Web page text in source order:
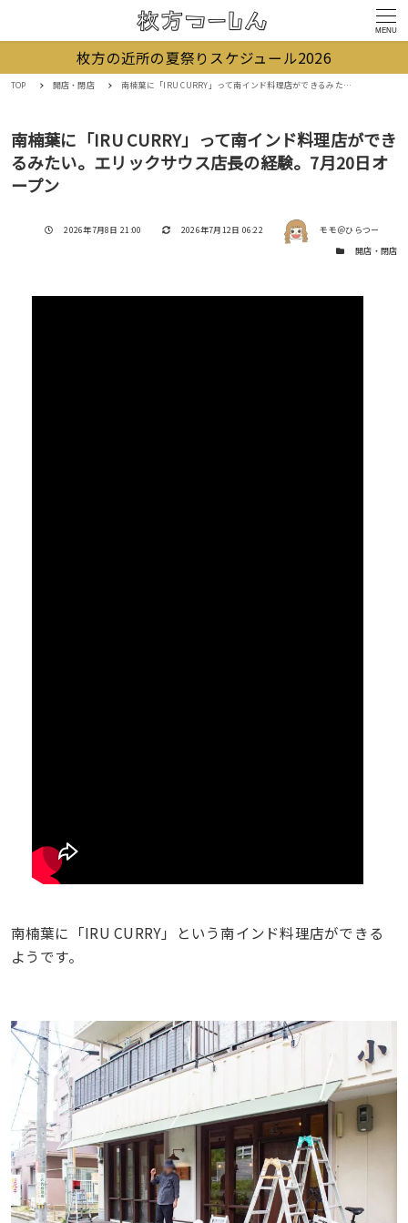
MENU
枚方の近所の夏祭りスケジュール2026
TOP 開店・閉店 南楠葉に「IRU CURRY」って南インド料理店ができるみたい。エリックサウス店長の経験。7月20日オープン
南楠葉に「IRU CURRY」って南インド料理店ができ
るみたい。エリックサウス店長の経験。7月20日オ
ープン
投稿日
2026年7月8日 21:00 更新日
2026年7月12日 06:22 著者
モモ＠ひらつー
カテゴリー開店・閉店
南楠葉に「IRU CURRY」という南インド料理店ができる
ようです。